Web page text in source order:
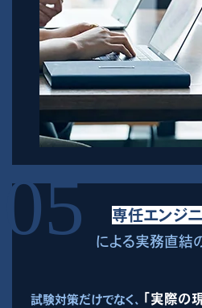
専任エンジ
による実務直結
試験対策だけでなく、 「実際の